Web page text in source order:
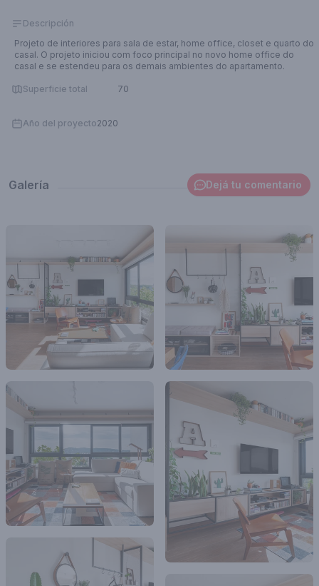
Descripción
Projeto de interiores para sala de estar, home office, closet e quarto do
casal. O projeto iniciou com foco principal no novo home office do
casal e se estendeu para os demais ambientes do apartamento.
Superficie total 70
Año del proyecto2020
Galería Dejá tu comentario